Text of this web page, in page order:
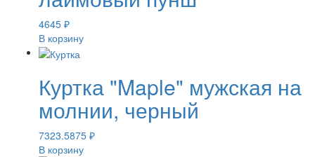
4645 ₽
В корзину
Куртка "Maple" мужская на
молнии, черный
7323.5875 ₽
В корзину